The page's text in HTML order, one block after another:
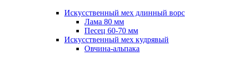
Искусственный мех длинный ворс
Лама 80 мм
Песец 60-70 мм
Искусственный мех кудрявый
Овчина-альпака